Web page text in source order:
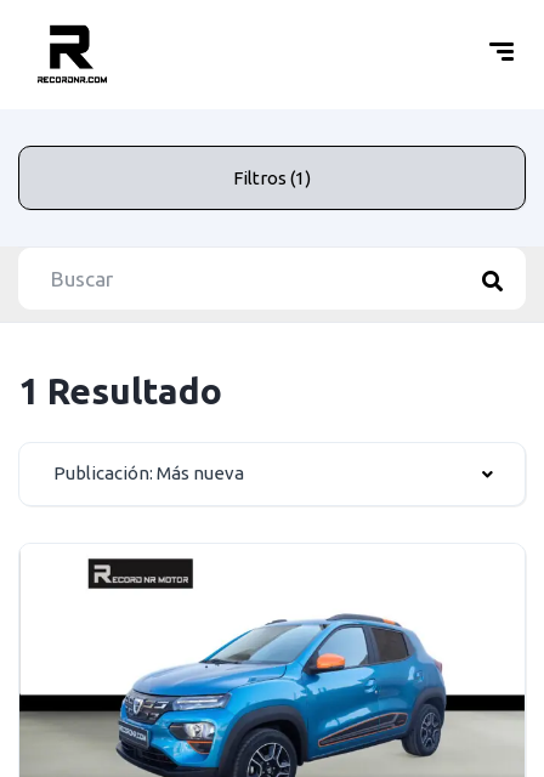
Filtros (1)
1 Resultado
Publicación: Más nueva